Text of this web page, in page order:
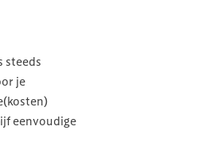
steeds
je
eenvoudige